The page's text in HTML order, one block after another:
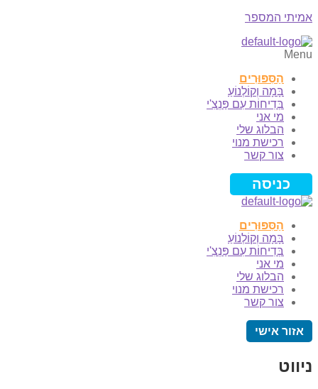
אמיתי המספר
Menu
הַסִּפּוּרִים
בָּמָה וְקוֹלְנוֹעַ
בְּדִיחוֹת עִם פַּנְצִ'י
מי אני
הבלוג שלי
רכישת מנוי
צור קשר
כניסה
הַסִּפּוּרִים
בָּמָה וְקוֹלְנוֹעַ
בְּדִיחוֹת עִם פַּנְצִ'י
מי אני
הבלוג שלי
רכישת מנוי
צור קשר
אזור אישי
ניווט